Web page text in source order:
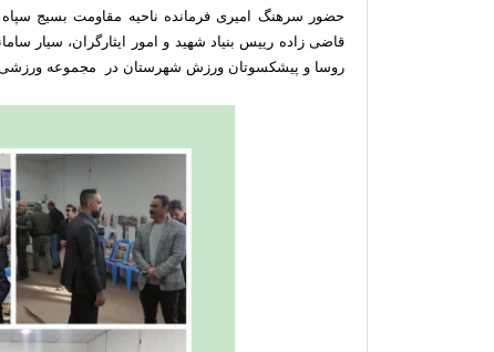
حضور سرهنگ امیری فرمانده ناحیه مقاومت بسیج
قاضی زاده رییس بنیاد شهید و امور ایثارگران، سیار
روسا و پیشکسوتان ورزش شهرستان در مجموعه ورزشی